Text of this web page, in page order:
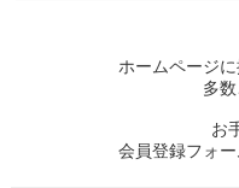
住宅ローン控除シミュレータ
ホームページ
多数
お
会員登録フォー